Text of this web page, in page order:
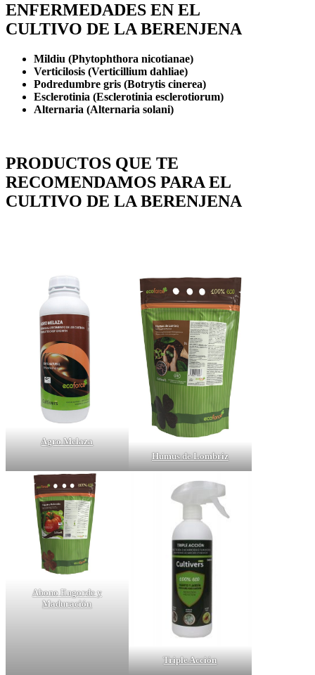
ENFERMEDADES EN EL
CULTIVO DE LA BERENJENA
Mildiu (Phytophthora nicotianae)
Verticilosis (Verticillium dahliae)
Podredumbre gris (Botrytis cinerea)
Esclerotinia (Esclerotinia esclerotiorum)
Alternaria (Alternaria solani)
PRODUCTOS QUE TE
RECOMENDAMOS PARAEL
CULTIVO DE LA BERENJENA
Agro Melaza
Humus de Lombriz
Abono Engorde y
Maduración
Triple Acción